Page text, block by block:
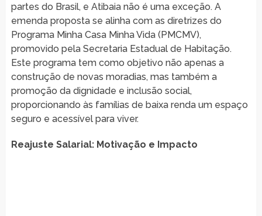
partes do Brasil, e Atibaia não é uma exceção. A
emenda proposta se alinha com as diretrizes do
Programa Minha Casa Minha Vida (PMCMV),
promovido pela Secretaria Estadual de Habitação.
Este programa tem como objetivo não apenas a
construção de novas moradias, mas também a
promoção da dignidade e inclusão social,
proporcionando às famílias de baixa renda um espaço
seguro e acessível para viver.
Reajuste Salarial: Motivação e Impacto